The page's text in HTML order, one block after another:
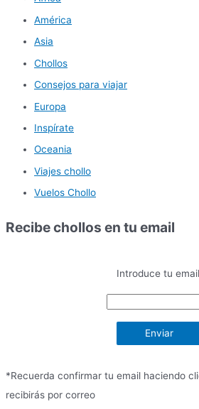
América
Asia
Chollos
Consejos para viajar
Europa
Inspírate
Oceania
Viajes chollo
Vuelos Chollo
Recibe chollos en tu email
Introduce tu
*Recuerda confirmar tu email haciendo
recibirás por correo